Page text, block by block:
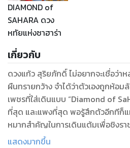
DIAMOND of
SAHARA ดวง
หทัยแห่งซาฮาร่า
เกี่ยวกับ
ดวงแก้ว สุริยภักดิ์ ไม่อยากจะเชื่อว่า
ผืนทรายกว้าง จำได้ว่าตัวเองถูกห้อ
เพชรที่ใส่เดินแบบ “Diamond of
ที่สุด และแพงที่สุด พอรู้สึกตัวอีกทีก็แ
หมากสำคัญในการเดินแต้มเพื่อชิงร
อยากกลับไปหาแม่ หล่อนต้องเป็นนาง
แสดงมากขึ้น